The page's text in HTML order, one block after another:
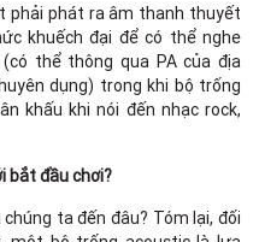
phải phát ra âm thanh thuyết
khuếch đại để có thể nghe
thể thông qua PA của địa
dụng) trong khi bộ trống
khấu khi nói đến nhạc rock,
bắt đầu chơi?
ta đến đâu? Tóm lại, đối